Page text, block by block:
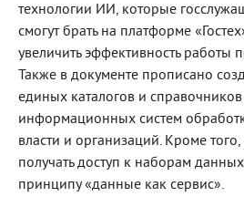
технологии ИИ, которые
смогут брать на платформе
увеличить эффективность работы
Также в документе прописано
единых каталогов и
информационных систем
власти и организаций. Кроме
получать доступ к наборам
принципу «данные как сервис».